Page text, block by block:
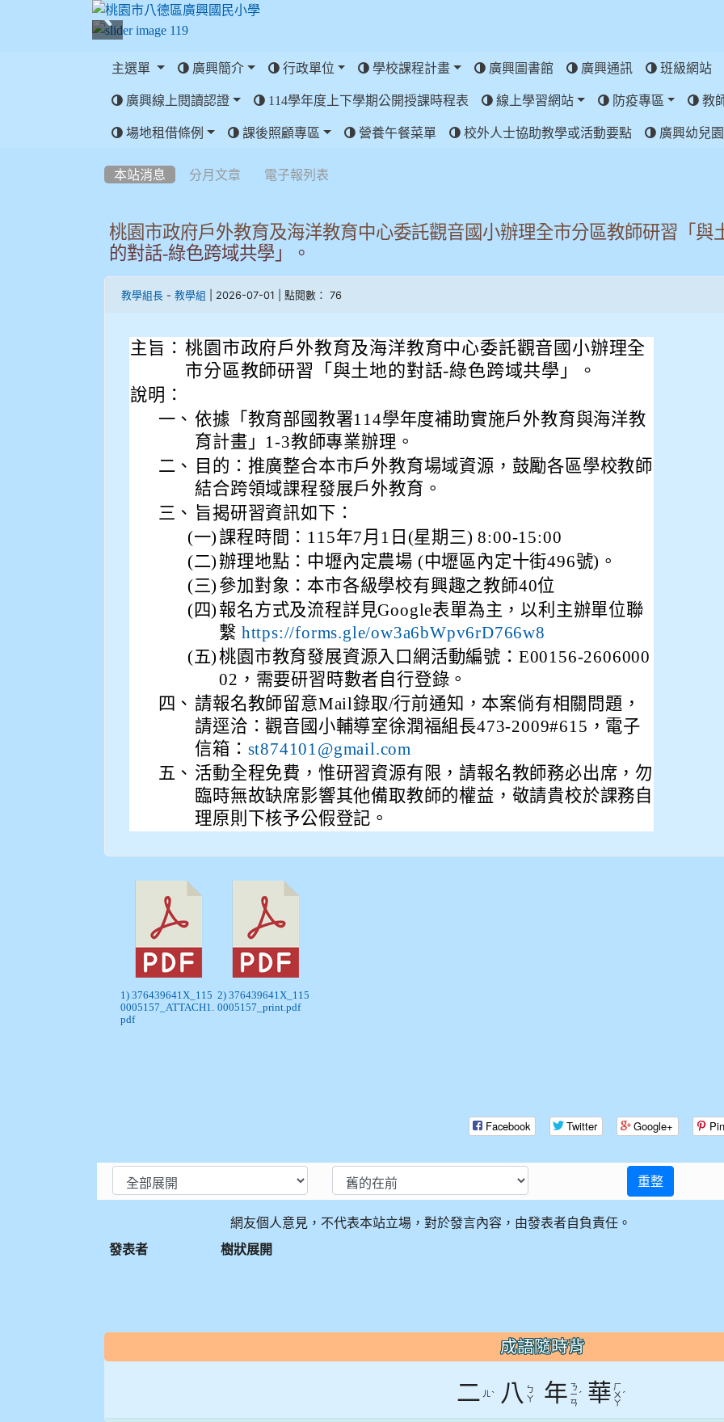
:::
主選單 廣興簡介 行政單位 學校課程計畫 廣興圖書館 廣興通訊 班級網站
廣興線上閱讀認證 114學年度上下學期公開授課時程表 線上學習網站 防疫專區 教
場地租借條例 課後照顧專區 營養午餐菜單 校外人士協助教學或活動要點 廣興幼兒
本站消息 分月文章 電子報列表
桃園市政府戶外教育及海洋教育中心委託觀音國小辦理全市分區教師研習「與
的對話-綠色跨域共學」。
教學組長 -教學組 | 2026-07-01 | 點閱數： 76
主旨： 桃園市政府戶外教育及海洋教育中心委託觀音國小辦理全
市分區教師研習「與土地的對話-綠色跨域共學」。
說明：
一、 依據「教育部國教署114學年度補助實施戶外教育與海洋教
育計畫」1-3教師專業辦理。
二、
目的：推廣整合本市戶外教育場域資源，鼓勵各區學校教師
結合跨領域課程發展戶外教育。
三、 旨揭研習資訊如下：
(一)課程時間：115年7月1日(星期三) 8:00-15:00
(二)辦理地點：中壢內定農場 (中壢區內定十街496號)。
(三) 參加對象：本市各級學校有興趣之教師40位
(四) 報名方式及流程詳見Google表單為主，以利主辦單位聯
繫 https://forms.gle/ow3a6bWpv6rD766w8
(五)桃園市教育發展資源入口網活動編號：E00156-2606000
02，需要研習時數者自行登錄。
四、 請報名教師留意Mail錄取/行前通知，本案倘有相關問題，
請逕洽：觀音國小輔導室徐潤福組長473-2009#615，電子
信箱： st874101@gmail.com
五、 活動全程免費，惟研習資源有限，請報名教師務必出席，勿
臨時無故缺席影響其他備取教師的權益，敬請貴校於課務自
理原則下核予公假登記。
1) 376439641X_115
0005157_ATTACH1.
pdf
2) 376439641X_115
0005157_print.pdf
Facebook Twitter Google+
重整
網友個人意見，不代表本站立場，對於發言內容，由發表者自負責任。
發表者
樹狀展開
::: 成語隨時背
二 ㄦ ˋ 八
ㄅ
ㄚ
年 ㄋ
ㄧ
ㄢ
ˊ 華 ㄏ
ㄨ
ㄚ
ˊ